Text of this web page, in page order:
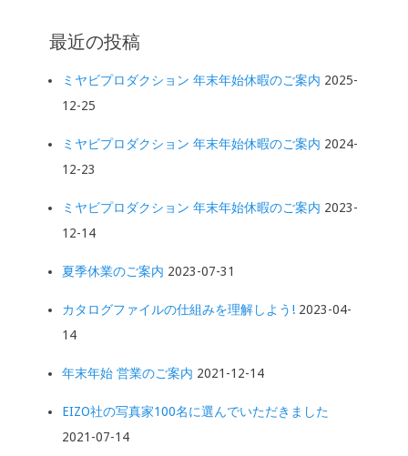
最近の投稿
ミヤビプロダクション 年末年始休暇のご案内 2025-
12-25
ミヤビプロダクション 年末年始休暇のご案内 2024-
12-23
ミヤビプロダクション 年末年始休暇のご案内 2023-
12-14
夏季休業のご案内 2023-07-31
カタログファイルの仕組みを理解しよう! 2023-04-
14
年末年始 営業のご案内 2021-12-14
EIZO社の写真家100名に選んでいただきました
2021-07-14